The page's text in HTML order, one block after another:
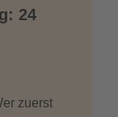
24
zuerst